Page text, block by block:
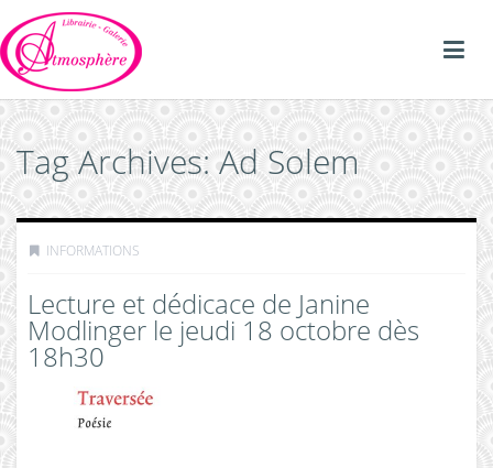
Tag Archives: Ad Solem
INFORMATIONS
Lecture et dédicace de Janine
Modlinger le jeudi 18 octobre dès
18h30